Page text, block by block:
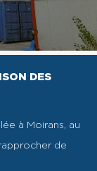
DES
à Moirans, au
de